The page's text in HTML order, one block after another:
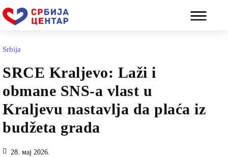
Srbija
SRCE Kraljevo: Laži i
obmane SNS-a vlast u
Kraljevu nastavlja da plaća iz
budžeta grada
28. мај 2026.